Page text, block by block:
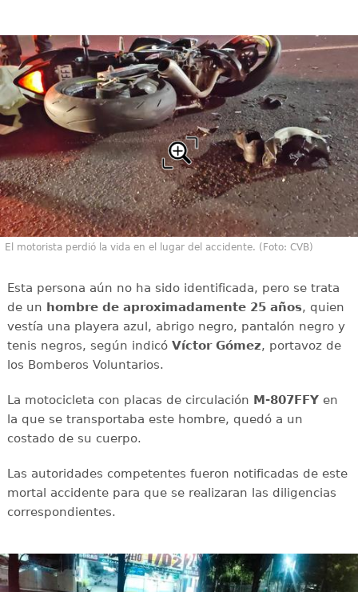
El motorista perdió la vida en el lugar del accidente. (Foto: CVB)
Esta persona aún no ha sido identificada, pero se trata
de un hombre de aproximadamente 25 años, quien
vestía una playera azul, abrigo negro, pantalón negro y
tenis negros, según indicó Víctor Gómez, portavoz de
los Bomberos Voluntarios.
La motocicleta con placas de circulación M-807FFYen
la que se transportaba este hombre, quedó a un
costado de su cuerpo.
Las autoridades competentes fueron notificadas de este
mortal accidente para que se realizaran las diligencias
correspondientes.